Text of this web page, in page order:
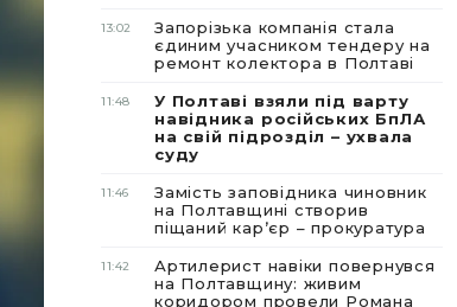
13:02
Запорізька компанія стала
єдиним учасником тендеру на
ремонт колектора в Полтаві
11:48
У Полтаві взяли під варту
навідника російських БпЛА
на свій підрозділ – ухвала
суду
11:46
Замість заповідника чиновник
на Полтавщині створив
піщаний карʼєр – прокуратура
11:42
Артилерист навіки повернувся
на Полтавщину: живим
коридором провели Романа